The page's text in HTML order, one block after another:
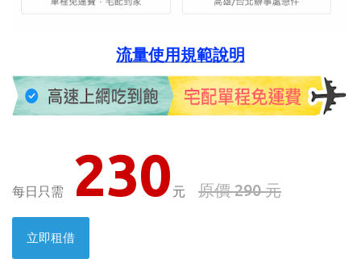
流量使用規範說明
每日只需 230 元 原價 290 元
立即租借